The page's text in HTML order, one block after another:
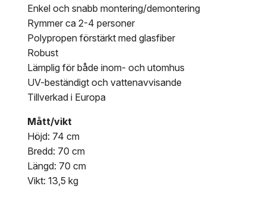
Enkel och snabb montering/demontering
Rymmer ca 2-4 personer
Polypropen förstärkt med glasfiber
Robust
Lämplig för både inom- och utomhus
UV-beständigt och vattenavvisande
Tillverkad i Europa
Mått/vikt
Höjd: 74 cm
Bredd: 70 cm
Längd: 70 cm
Vikt: 13,5 kg